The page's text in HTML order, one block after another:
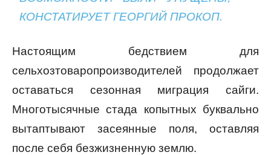
КОНСТАТИРУЕТ ГЕОРГИЙ ПРОКОП.
Настоящим бедствием для
сельхозтоваропроизводителей продолжает
оставаться сезонная миграция сайги.
Многотысячные стада копытных буквально
вытаптывают засеянные поля, оставляя
после себя безжизненную землю.